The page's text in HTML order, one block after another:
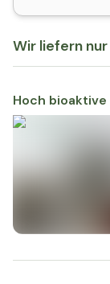
Wir liefern
Hoch